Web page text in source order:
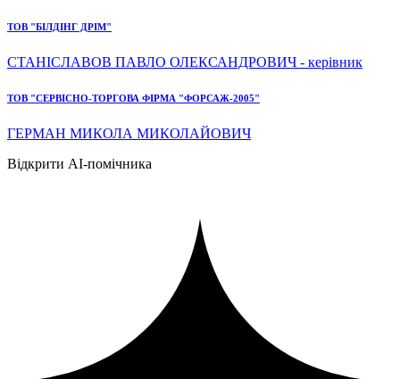
ТОВ "БІЛДІНГ ДРІМ"
СТАНІСЛАВОВ ПАВЛО ОЛЕКСАНДРОВИЧ - керівник
ТОВ "СЕРВІСНО-ТОРГОВА ФІРМА "ФОРСАЖ-2005"
ГЕРМАН МИКОЛА МИКОЛАЙОВИЧ
Відкрити AI-помічника